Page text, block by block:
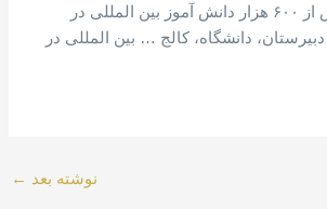
در کشور کانادا بیش از ۶۰۰ هزار دانش آموز بین المللی در
دانشگاه، کالج … بین المللی در
نوشته بعد ←